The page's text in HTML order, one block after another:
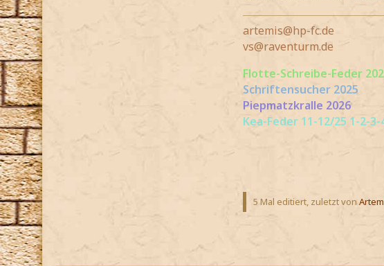
artemis@hp-fc.de
vs@raventurm.de
Flotte-Schreibe-Feder
Schriftensucher 2025
Piepmatzkralle 2026
Kea-Feder 11-12/25 1-2-
5 Mal editiert, zuletzt von